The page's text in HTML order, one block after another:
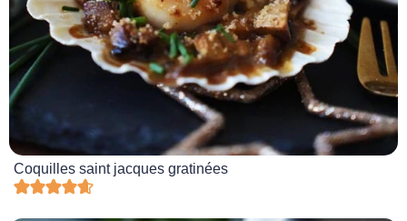
Coquilles saint jacques gratinées